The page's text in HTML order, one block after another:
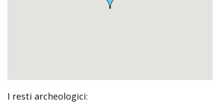
I resti archeologici: